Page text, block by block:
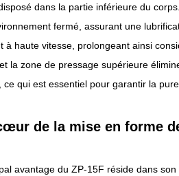
dans la partie inférieure du
fermé, assurant une
haute vitesse, prolongeant ainsi
la zone de pressage supérieure
qui est essentiel pour garantir la
de la mise en forme
avantage du ZP-15F réside dans